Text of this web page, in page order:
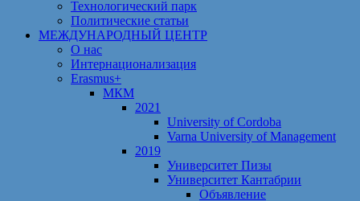
Технологический парк
Политические статьи
МЕЖДУНАРОДНЫЙ ЦЕНТР
О нас
Интернационализация
Erasmus+
МКМ
2021
University of Cordoba
Varna University of Management
2019
Университет Пизы
Университет Кантабрии
Объявление